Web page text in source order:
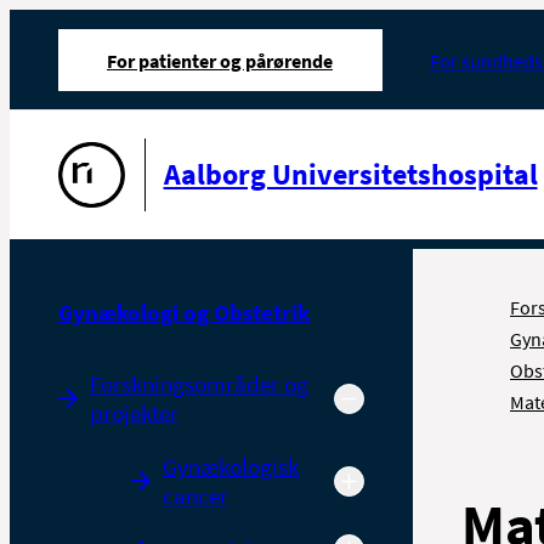
For patienter og pårørende For
Aalborg Universitetshospital
Gynækologi og Obstetrik
Forskningsområder og
projekter
Gynækologisk
cancer